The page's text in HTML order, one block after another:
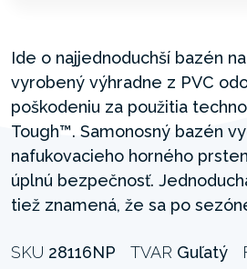
Ide o najjednoduchší bazén
vyrobený výhradne z PVC
poškodeniu za použitia
Tough™. Samonosný bazén
nafukovacieho horného
úplnú bezpečnosť.
tiež znamená, že sa po
SKU 28116NP TVAR Guľatý